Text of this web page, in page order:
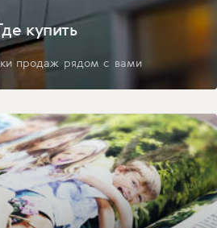
купить
продаж рядом с вами